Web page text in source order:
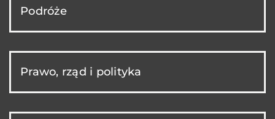
Podróże
Prawo, rząd i polityka